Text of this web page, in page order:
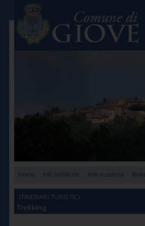
Home Info turistiche Arte e cultura
ITINERARI TURISTICI
Trekking